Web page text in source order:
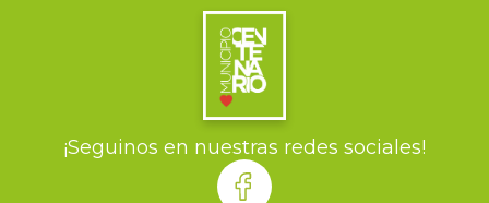
¡Seguinos en nuestras redes sociales!